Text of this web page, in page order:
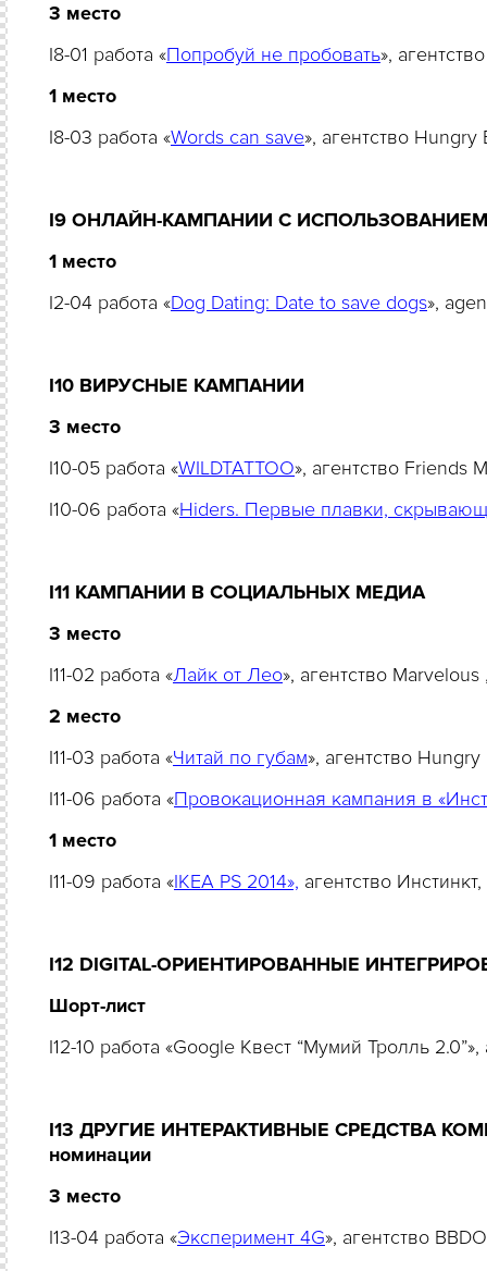
3 место
I8-01 работа «Попробуй не пробовать»,
1 место
I8-03 работа «Words can save», агентство
I9 ОНЛАЙН-КАМПАНИИ С
1 место
I2-04 работа «Dog Dating: Date to save dogs»,
I10 ВИРУСНЫЕ КАМПАНИИ
3 место
I10-05 работа «WILDTATTOO», агентство
I10-06 работа «Hiders. Первые плавки,
I11 КАМПАНИИ В СОЦИАЛЬНЫХ МЕДИА
3 место
I11-02 работа «Лайк от Лео», агентство
2 место
I11-03 работа «Читай по губам», агентство
I11-06 работа «Провокационная кампания в
1 место
I11-09 работа «IKEA PS 2014», агентство
I12 DIGITAL-ОРИЕНТИРОВАННЫЕ
Шорт-лист
I12-10 работа «Google Квест “Мумий Тролль
I13 ДРУГИЕ ИНТЕРАКТИВНЫЕ СРЕДСТВА
номинации
3 место
I13-04 работа «Эксперимент 4G», агентство